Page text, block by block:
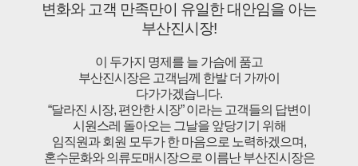
변화와 고객 만족만이 유일한 대안임을 아는
부산진시장!
이 두가지 명제를 늘 가슴에 품고
부산진시장은 고객님께 한발 더 가까이
다가가겠습니다.
“달라진 시장, 편안한 시장” 이라는 고객들의 답변이
시원스레 돌아오는 그날을 앞당기기 위해
임직원과 회원 모두가 한 마음으로 노력하겠으며,
혼수문화와 의류도매시장으로 이름난 부산진시장은